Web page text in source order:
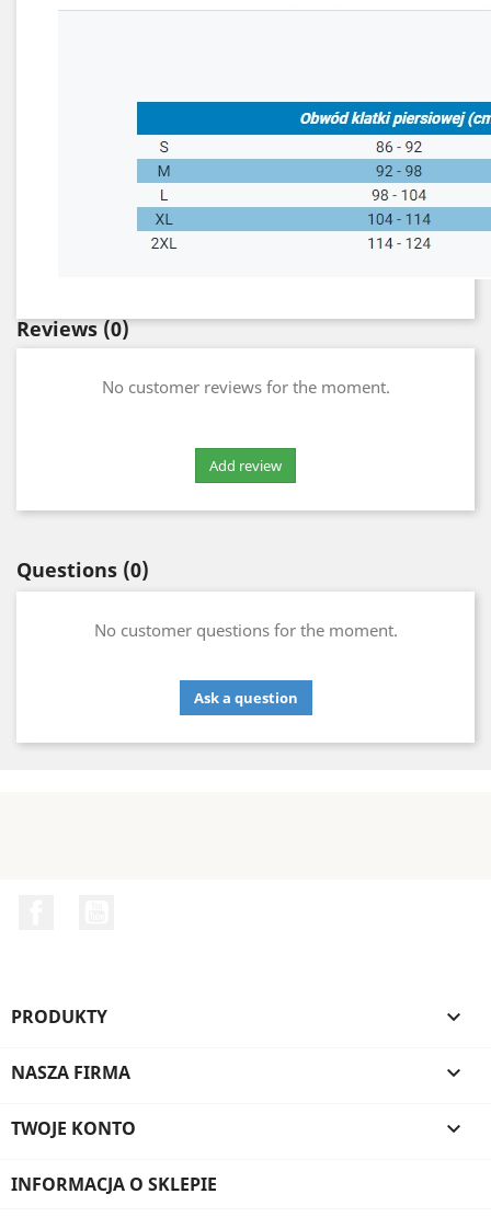
Reviews(0)
No customer reviews for the moment.
Questions (0)
No customer questions for the moment.
Ask a question
PRODUKTY 
NASZA FIRMA 
TWOJE KONTO 
INFORMACJA O SKLEPIE